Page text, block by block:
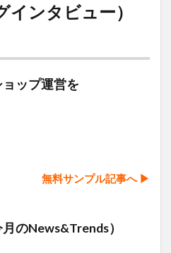
インタビュー）
ップ運営を
無料サンプル記事へ ▶︎
のNews&Trends）